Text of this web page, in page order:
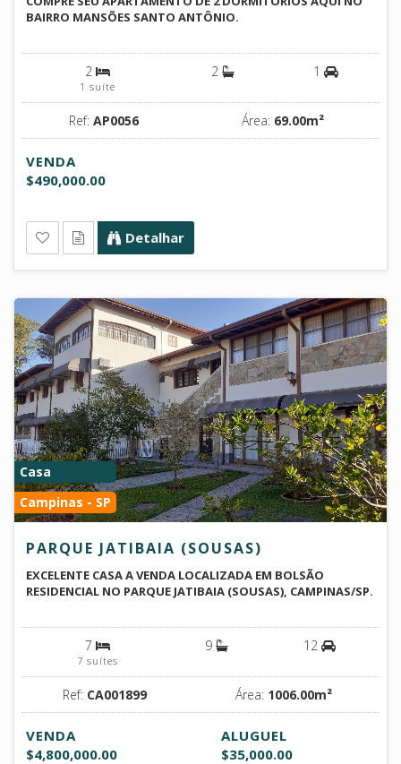
BAIRRO MANSÕES SANTO ANTÔNIO.
2
1 suíte
2 1
Ref: AP0056 Área: 69.00m²
VENDA
$490,000.00
Detalhar
Casa
Campinas - SP
PARQUE JATIBAIA (SOUSAS)
EXCELENTE CASA A VENDA LOCALIZADA EM BOLSÃO
RESIDENCIAL NO PARQUE JATIBAIA (SOUSAS), CAMPINAS/SP.
7
7 suítes
9 12
Ref: CA001899 Área: 1006.00m²
VENDA
$4,800,000.00
ALUGUEL
$35,000.00